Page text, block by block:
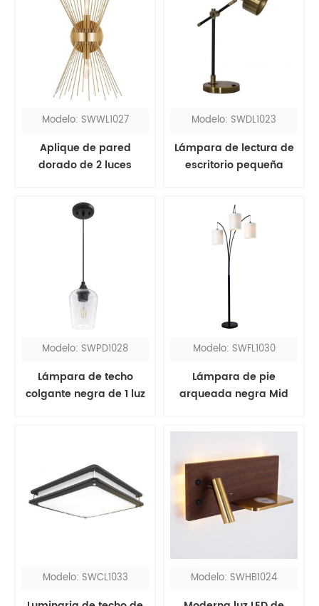
Modelo: SWWL1027
Aplique de pared
dorado de 2 luces
de siglo
Modelo: SWDL1023
Lámpara de lectura de
escritorio pequeña
con pantalla de metal
Modelo: SWPD1028
Lámpara de techo
colgante negra de 1 luz
Modelo: SWFL1030
Lámpara de pie
arqueada negra Mid
Modelo: SWCL1033 Modelo: SWHB1024